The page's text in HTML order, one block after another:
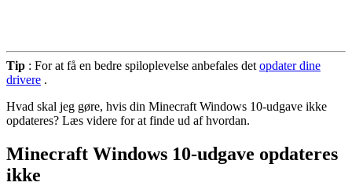
Tip : For at få en bedre spiloplevelse anbefales det opdater dine
drivere .
Hvad skal jeg gøre, hvis din Minecraft Windows 10-udgave ikke
opdateres? Læs videre for at finde ud af hvordan.
Minecraft Windows 10-udgave opdateres
ikke